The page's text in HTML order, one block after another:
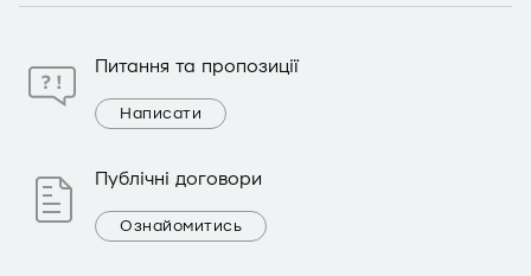
Питання та пропозиції
Написати
Публічні договори
Ознайомитись